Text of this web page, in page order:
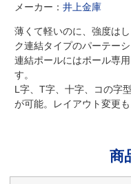
メーカー：井上金庫
薄くて軽いのに、強度は
ク連結タイプのパーテーシ
連結ポールにはポール専
す。
L字、T字、十字、コの字
が可能。レイアウト変更
商